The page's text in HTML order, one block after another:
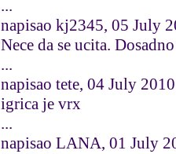
...
napisao kj2345, 05 July
Nece da se ucita.
...
napisao tete, 04 July 2010
igrica je vrx
...
napisao LANA, 01 July